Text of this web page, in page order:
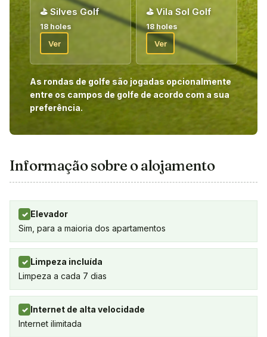
⛳ Silves Golf
18 holes
Ver
⛳ Vila Sol Golf
18 holes
Ver
As rondas de golfe são jogadas opcionalmente
entre os campos de golfe de acordo com a sua
preferência.
Informação sobre o alojamento
✓ Elevador
Sim, para a maioria dos apartamentos
✓ Limpeza incluída
Limpeza a cada 7 dias
✓ Internet de alta velocidade
Internet ilimitada